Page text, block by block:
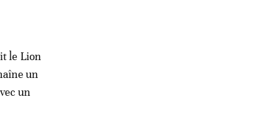
le Lion
un
un